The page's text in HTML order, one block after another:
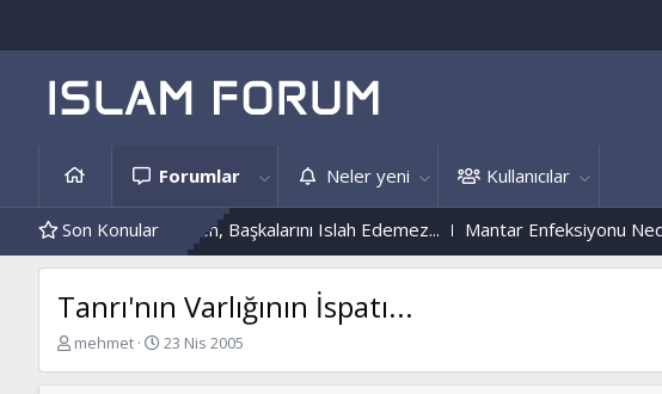
Forumlar Neler yeni Kullanıcılar
Son Konular
Kendini Islah Etmeyen, Başkalarını Islah Edemez... Mantar Enfeksiyonu Nedir?
Tanrı'nın Varlığının İspatı...
K
mehmet
B
23 Nis 2005